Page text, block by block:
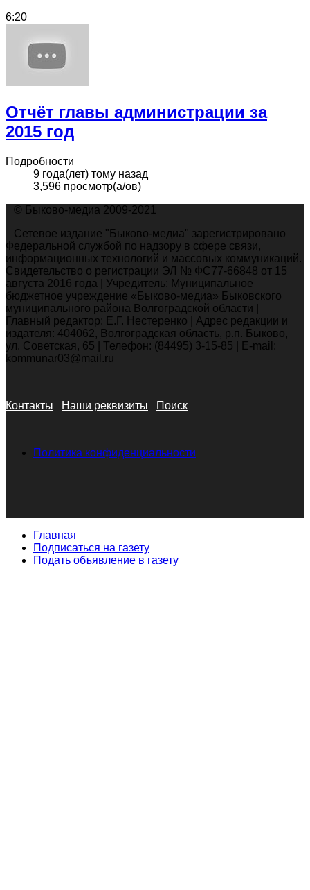
6:20
Отчёт главы администрации за
2015 год
Подробности
9 года(лет) тому назад
3,596 просмотр(а/ов)
© Быково-медиа 2009-2021
Сетевое издание "Быково-медиа" зарегистрировано
Федеральной службой по надзору в сфере связи,
информационных технологий и массовых коммуникаций.
Свидетельство о регистрации ЭЛ № ФС77-66848 от 15
августа 2016 года | Учредитель: Муниципальное
бюджетное учреждение «Быково-медиа» Быковского
муниципального района Волгоградской области |
Главный редактор: Е.Г. Нестеренко | Адрес редакции и
издателя: 404062, Волгоградская область, р.п. Быково,
ул. Советская, 65 | Телефон: (84495) 3-15-85 | E-mail:
kommunar03@mail.ru
Контакты Наши реквизиты Поиск
Политика конфиденциальности
Главная
Подписаться на газету
Подать объявление в газету